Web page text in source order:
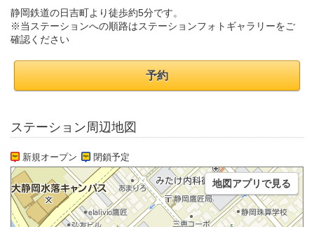
静岡鉄道の日吉町より徒歩約5分です。
※当ステーションへの順路はステーションフォトギャラリーをご
確認ください
予約
ステーション周辺地図
新規オープン 閉鎖予定
地図アプリで見る